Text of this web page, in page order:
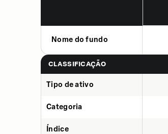
Nome do fundo
CLASSIFICAÇÃO
Tipo de ativo
Categoria
Índice